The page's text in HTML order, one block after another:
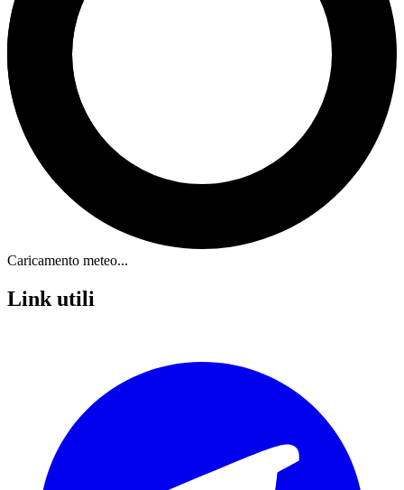
Caricamento meteo...
Link utili